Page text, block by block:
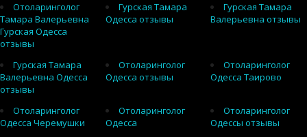
Отоларинголог
Тамара Валерьевна
Гурская Одесса
отзывы
Гурская Тамара
Одесса отзывы
Гурская Тамара
Валерьевна отзывы
Гурская Тамара
Валерьевна Одесса
отзывы
Отоларинголог
Одесса отзывы
Отоларинголог
Одесса Таирово
Отоларинголог
Одесса Черемушки
Отоларинголог
Одесса
Отоларинголог
Одессы отзывы